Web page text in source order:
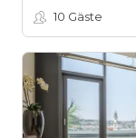
10 Gäste